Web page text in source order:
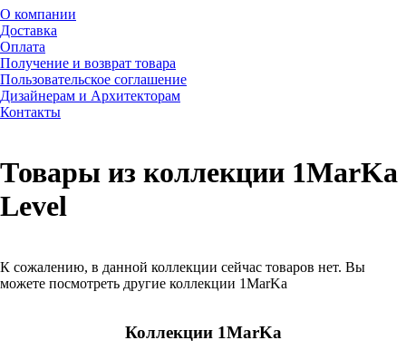
О компании
Доставка
Оплата
Получение и возврат товара
Пользовательское соглашение
Дизайнерам и Архитекторам
Контакты
Товары из коллекции 1MarKa
Level
К сожалению, в данной коллекции сейчас товаров нет. Вы
можете посмотреть другие коллекции 1MarKa
Коллекции 1MarKa